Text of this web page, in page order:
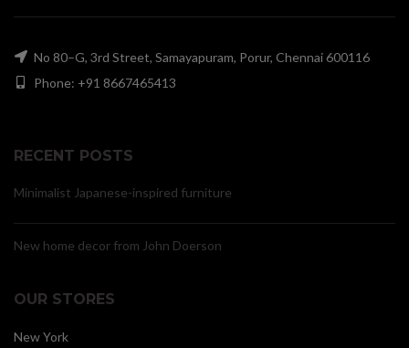
No 80–G, 3rd Street, Samayapuram, Porur, Chennai 600116
Phone: +91 8667465413
RECENT POSTS
Minimalist Japanese-inspired furniture
New home decor from John Doerson
OUR STORES
New York